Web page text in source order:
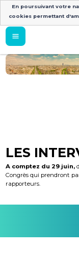
LES
A comptez du 29 juin,
Congrès qui prendront
rapporteurs.
En poursuivant votre
cookies permettant